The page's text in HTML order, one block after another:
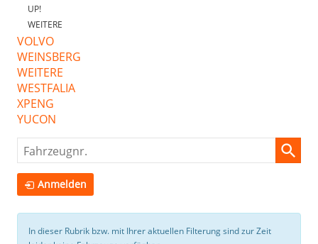
In dieser Rubrik bzw. mit Ihrer aktuellen Filterung sind zur Zeit
UP!
WEITERE
VOLVO
WEINSBERG
WEITERE
WESTFALIA
XPENG
YUCON
Fahrzeugnr.
Anmelden